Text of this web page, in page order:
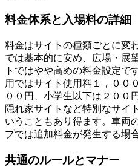
料金体系と入場料の詳細
料金はサイトの種類ごとに変
では基本的に安め、広場・展
トではやや高めの料金設定で
用ではサイト使用料１，００
００円、小学生以下は２００
隠れ家サイトなど特別なサイ
いうこともあり得ます。車両
プでは追加料金が発生する場
共通のルールとマナー